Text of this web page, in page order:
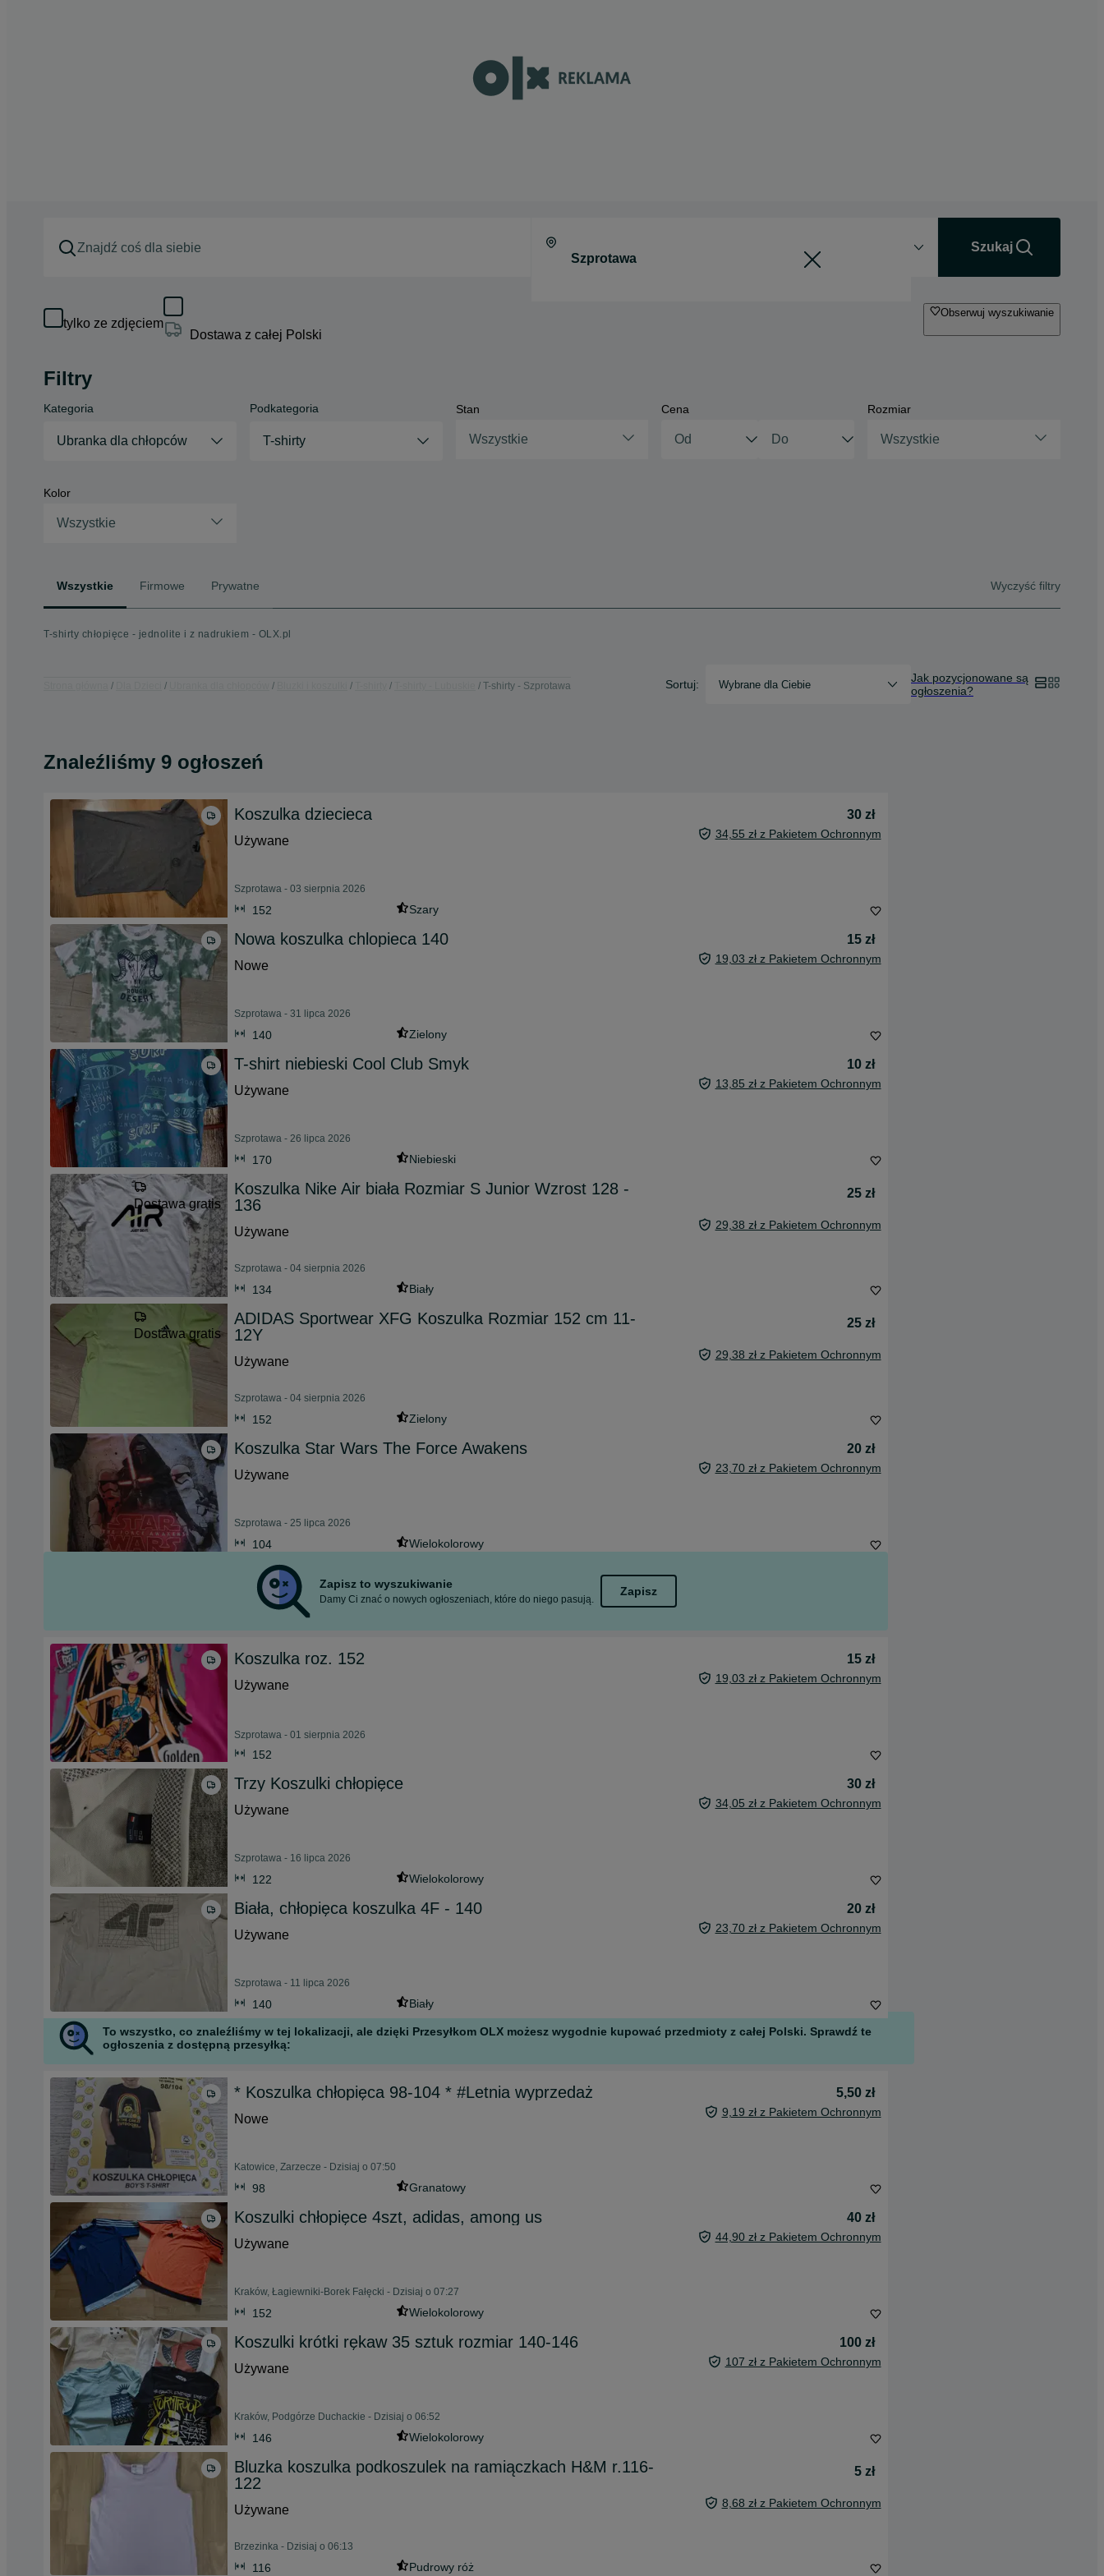
Szukaj
tylko ze zdjęciem
Dostawa z całej Polski
Obserwuj wyszukiwanie
Filtry
Kategoria
Ubranka dla chłopców
Podkategoria
T-shirty
Stan
Wszystkie
Cena Rozmiar
Wszystkie
Kolor
Wszystkie
Wszystkie Firmowe Prywatne Wyczyść filtry
T-shirty chłopięce - jednolite i z nadrukiem - OLX.pl
T-shirty - Szprotawa Sortuj: Wybrane dla Ciebie
Jak pozycjonowane są
ogłoszenia?
Znaleźliśmy 9 ogłoszeń
Koszulka dziecieca
30 zł
Używane
34,55 zł z Pakietem Ochronnym
Szprotawa - 03 sierpnia 2026
152 Szary
Nowa koszulka chlopieca 140
15 zł
Nowe
19,03 zł z Pakietem Ochronnym
Szprotawa - 31 lipca 2026
140 Zielony
T-shirt niebieski Cool Club Smyk
10 zł
Używane
13,85 zł z Pakietem Ochronnym
Szprotawa - 26 lipca 2026
170 Niebieski
Dostawa gratis
Koszulka Nike Air biała Rozmiar S Junior Wzrost 128 -
136
25 zł
Używane 29,38 zł z Pakietem Ochronnym
Szprotawa - 04 sierpnia 2026
134 Biały
Dostawa gratis
ADIDAS Sportwear XFG Koszulka Rozmiar 152 cm 11-
12Y
25 zł
Używane 29,38 zł z Pakietem Ochronnym
Szprotawa - 04 sierpnia 2026
152 Zielony
Koszulka Star Wars The Force Awakens
20 zł
Używane
23,70 zł z Pakietem Ochronnym
Szprotawa - 25 lipca 2026
104 Wielokolorowy
Zapisz to wyszukiwanie
Damy Ci znać o nowych ogłoszeniach, które do niego pasują.
Zapisz
Koszulka roz. 152
15 zł
Używane
19,03 zł z Pakietem Ochronnym
Szprotawa - 01 sierpnia 2026
152
Trzy Koszulki chłopięce
30 zł
Używane
34,05 zł z Pakietem Ochronnym
Szprotawa - 16 lipca 2026
122 Wielokolorowy
Biała, chłopięca koszulka 4F - 140
20 zł
Używane
23,70 zł z Pakietem Ochronnym
Szprotawa - 11 lipca 2026
140 Biały
To wszystko, co znaleźliśmy w tej lokalizacji, ale dzięki Przesyłkom OLX możesz wygodnie kupować przedmioty z całej Polski. Sprawdź te
ogłoszenia z dostępną przesyłką:
* Koszulka chłopięca 98-104 * #Letnia wyprzedaż
5,50 zł
Nowe
9,19 zł z Pakietem Ochronnym
Katowice, Zarzecze - Dzisiaj o 07:50
98 Granatowy
Koszulki chłopięce 4szt, adidas, among us
40 zł
Używane
44,90 zł z Pakietem Ochronnym
Kraków, Łagiewniki-Borek Fałęcki - Dzisiaj o 07:27
152 Wielokolorowy
Koszulki krótki rękaw 35 sztuk rozmiar 140-146
100 zł
Używane
107 zł z Pakietem Ochronnym
Kraków, Podgórze Duchackie - Dzisiaj o 06:52
146 Wielokolorowy
Bluzka koszulka podkoszulek na ramiączkach H&M r.116-
122
5 zł
Używane 8,68 zł z Pakietem Ochronnym
Brzezinka - Dzisiaj o 06:13
116 Pudrowy róż